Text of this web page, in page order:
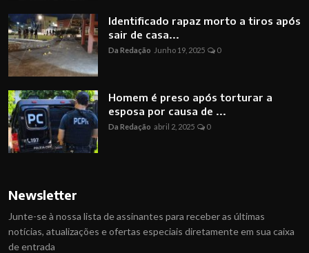
Identificado rapaz morto a tiros após
sair de casa...
Da Redação Junho 19, 2025 0
Homem é preso após torturar a
esposa por causa de ...
Da Redação abril 2, 2025 0
Newsletter
Junte-se à nossa lista de assinantes para receber as últimas
notícias, atualizações e ofertas especiais diretamente em sua caixa
de entrada